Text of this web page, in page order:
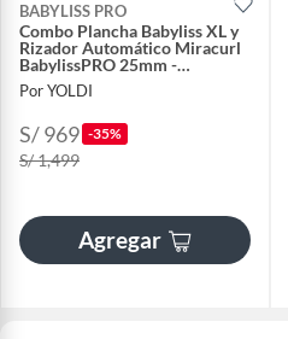
BABYLISS PRO
Combo Plancha Babyliss XL y
Rizador Automático Miracurl
BabylissPRO 25mm -
BNTPP78PE
Por YOLDI
S/ 969 -35%
S/ 1,499
Agregar